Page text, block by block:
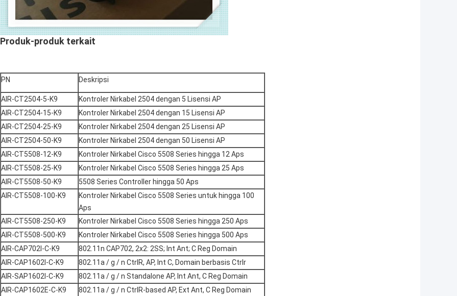
Produk-produk terkait
PN Deskripsi
AIR-CT2504-5-K9
Kontroler Nirkabel 2504 dengan 5 Lisensi AP
AIR-CT2504-15-K9
Kontroler Nirkabel 2504 dengan 15 Lisensi AP
AIR-CT2504-25-K9
Kontroler Nirkabel 2504 dengan 25 Lisensi AP
AIR-CT2504-50-K9
Kontroler Nirkabel 2504 dengan 50 Lisensi AP
AIR-CT5508-12-K9
Kontroler Nirkabel Cisco 5508 Series hingga 12 Aps
AIR-CT5508-25-K9
Kontroler Nirkabel Cisco 5508 Series hingga 25 Aps
AIR-CT5508-50-K9
5508 Series Controller hingga 50 Aps
AIR-CT5508-100-K9
Kontroler Nirkabel Cisco 5508 Series untuk hingga 100
Aps
AIR-CT5508-250-K9
Kontroler Nirkabel Cisco 5508 Series hingga 250 Aps
AIR-CT5508-500-K9
Kontroler Nirkabel Cisco 5508 Series hingga 500 Aps
AIR-CAP702I-C-K9
802.11n CAP702, 2x2: 2SS; Int Ant; C Reg Domain
AIR-CAP1602I-C-K9
802.11a / g / n CtrlR, AP, Int C, Domain berbasis Ctrlr
AIR-SAP1602I-C-K9
802.11a / g / n Standalone AP, Int Ant, C Reg Domain
AIR-CAP1602E-C-K9
802.11a / g / n CtrlR-based AP, Ext Ant, C Reg Domain